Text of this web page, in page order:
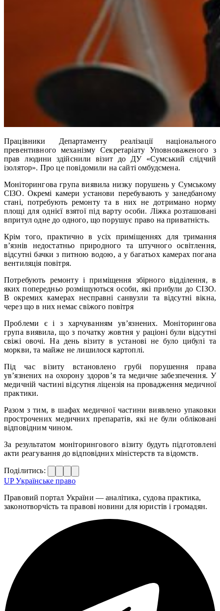
Працівники Департаменту реалізації національного
превентивного механізму Секретаріату Уповноваженого з
прав людини здійснили візит до ДУ «Сумський слідчий
ізолятор». Про це повідомили на сайті омбудсмена.
Моніторингова група виявила низку порушень у Сумському
СІЗО. Окремі камери установи перебувають у занедбаному
стані, потребують ремонту та в них не дотримано норму
площі для однієї взятої під варту особи. Ліжка розташовані
впритул одне до одного, що порушує право на приватність.
Крім того, практично в усіх приміщеннях для тримання
в’язнів недостатньо природного та штучного освітлення,
відсутні бачки з питною водою, а у багатьох камерах погана
вентиляція повітря.
Потребують ремонту і приміщення збірного відділення, в
яких попередньо розміщуються особи, які прибули до СІЗО.
В окремих камерах несправні санвузли та відсутні вікна,
через що в них немає свіжого повітря
Проблеми є і з харчуванням ув’язнених. Моніторингова
група виявила, що з початку жовтня у раціоні були відсутні
свіжі овочі. На день візиту в установі не було цибулі та
моркви, та майже не лишилося картоплі.
Під час візиту встановлено грубі порушення права
ув’язнених на охорону здоров’я та медичне забезпечення. У
медичній частині відсутня ліцензія на провадження медичної
практики.
Разом з тим, в шафах медичної частини виявлено упаковки
прострочених медичних препаратів, які не були обліковані
відповідним чином.
За результатом моніторингового візиту будуть підготовлені
акти реагування до відповідних міністерств та відомств.
Поділитись:
UPУкраїнське право
Правовий портал України — аналітика, судова практика,
законотворчість та правові новини для юристів і громадян.